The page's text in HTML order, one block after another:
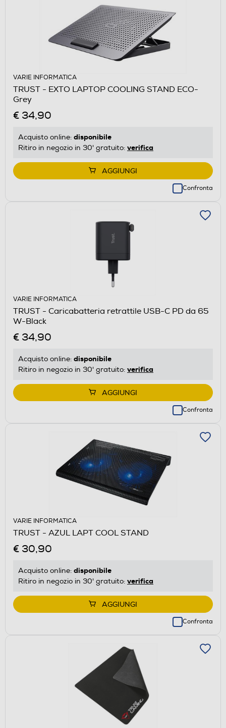
VARIE INFORMATICA
TRUST - EXTO LAPTOP COOLING STAND ECO-
Grey
€ 34,90
Acquisto online: disponibile
Ritiro in negozio in 30' gratuito: verifica
AGGIUNGI
Confronta
VARIE INFORMATICA
TRUST - Caricabatteria retrattile USB-C PD da 65
W-Black
€ 34,90
Acquisto online: disponibile
Ritiro in negozio in 30' gratuito: verifica
AGGIUNGI
Confronta
VARIE INFORMATICA
TRUST - AZUL LAPT COOL STAND
€ 30,90
Acquisto online: disponibile
Ritiro in negozio in 30' gratuito: verifica
AGGIUNGI
Confronta